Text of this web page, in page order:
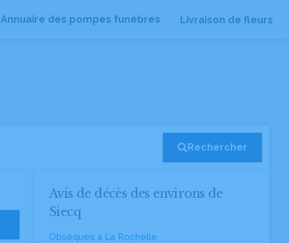
Annuaire des pompes funèbres Livraison de fleurs
Rechercher
Avis de décès des environs de
Siecq
Obsèques à La Rochelle